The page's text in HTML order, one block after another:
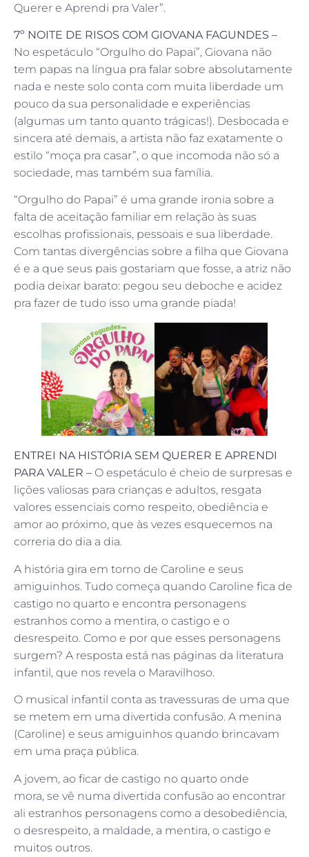
Querer e Aprendi pra Valer”.
7º NOITE DE RISOS COM GIOVANA FAGUNDES –
No espetáculo “Orgulho do Papai”, Giovana não
tem papas na língua pra falar sobre absolutamente
nada e neste solo conta com muita liberdade um
pouco da sua personalidade e experiências
(algumas um tanto quanto trágicas!). Desbocada e
sincera até demais, a artista não faz exatamente o
estilo “moça pra casar”, o que incomoda não só a
sociedade, mas também sua família.
“Orgulho do Papai” é uma grande ironia sobre a
falta de aceitação familiar em relação às suas
escolhas profissionais, pessoais e sua liberdade.
Com tantas divergências sobre a filha que Giovana
é e a que seus pais gostariam que fosse, a atriz não
podia deixar barato: pegou seu deboche e acidez
pra fazer de tudo isso uma grande piada!
ENTREI NA HISTÓRIA SEM QUERER E APRENDI
PARA VALER – O espetáculo é cheio de surpresas e
lições valiosas para crianças e adultos, resgata
valores essenciais como respeito, obediência e
amor ao próximo, que às vezes esquecemos na
correria do dia a dia.
A história gira em torno de Caroline e seus
amiguinhos. Tudo começa quando Caroline fica de
castigo no quarto e encontra personagens
estranhos como a mentira, o castigo e o
desrespeito. Como e por que esses personagens
surgem? A resposta está nas páginas da literatura
infantil, que nos revela o Maravilhoso.
O musical infantil conta as travessuras de uma que
se metem em uma divertida confusão. A menina
(Caroline) e seus amiguinhos quando brincavam
em uma praça pública.
A jovem, ao ficar de castigo no quarto onde
mora, se vê numa divertida confusão ao encontrar
ali estranhos personagens como a desobediência,
o desrespeito, a maldade, a mentira, o castigo e
muitos outros.